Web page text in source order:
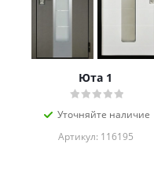
Юта 1
Уточняйте наличие
Артикул: 116195